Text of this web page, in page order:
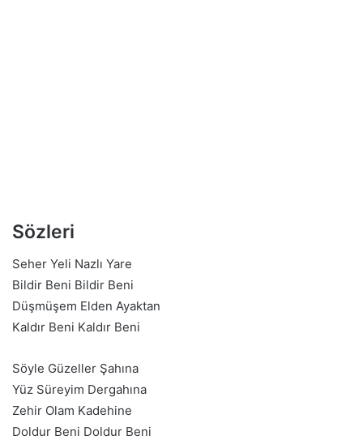
Sözleri
Seher Yeli Nazlı Yare
Bildir Beni Bildir Beni
Düşmüşem Elden Ayaktan
Kaldır Beni Kaldır Beni
Söyle Güzeller Şahına
Yüz Süreyim Dergahına
Zehir Olam Kadehine
Doldur Beni Doldur Beni